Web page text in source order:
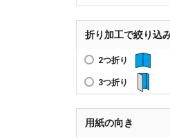
折り加工で絞り込
2つ折り
3つ折り
用紙の向き